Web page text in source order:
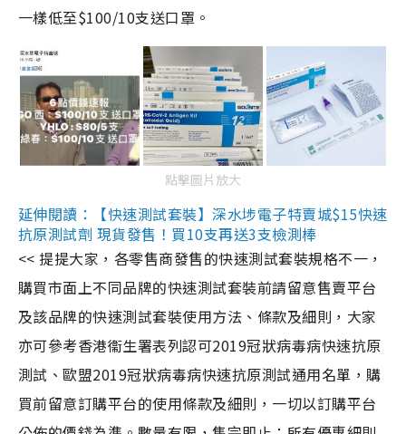
一樣低至$100/10支送口罩。
點擊圖片放大
延伸閱讀：【快速測試套裝】深水埗電子特賣城$15快速
抗原測試劑 現貨發售！買10支再送3支檢測棒
<< 提提大家，各零售商發售的快速測試套裝規格不一，
購買市面上不同品牌的快速測試套裝前請留意售賣平台
及該品牌的快速測試套裝使用方法、條款及細則，大家
亦可參考香港衞生署表列認可2019冠狀病毒病快速抗原
測試、歐盟2019冠狀病毒病快速抗原測試通用名單，購
買前留意訂購平台的使用條款及細則，一切以訂購平台